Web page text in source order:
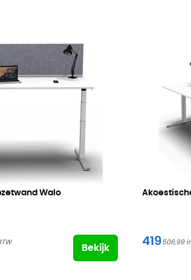
Walo
Bekijk
419506,99